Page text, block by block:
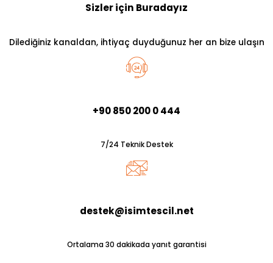
Sizler için Buradayız
Dilediğiniz kanaldan, ihtiyaç duyduğunuz her an bize ulaşın
+90 850 200 0 444
7/24 Teknik Destek
destek@isimtescil.net
Ortalama 30 dakikada yanıt garantisi